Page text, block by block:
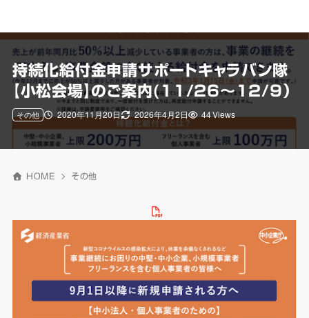
持続化給付金申請サポートキャラバン隊
【小松会場】のご案内(11/26～12/9）
2020年11月20日 2026年4月2日
その他 44 Views
HOME その他